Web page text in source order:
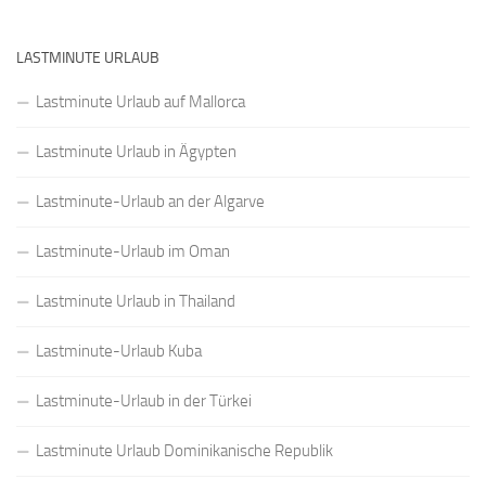
LASTMINUTE URLAUB
Lastminute Urlaub auf Mallorca
Lastminute Urlaub in Ägypten
Lastminute-Urlaub an der Algarve
Lastminute-Urlaub im Oman
Lastminute Urlaub in Thailand
Lastminute-Urlaub Kuba
Lastminute-Urlaub in der Türkei
Lastminute Urlaub Dominikanische Republik